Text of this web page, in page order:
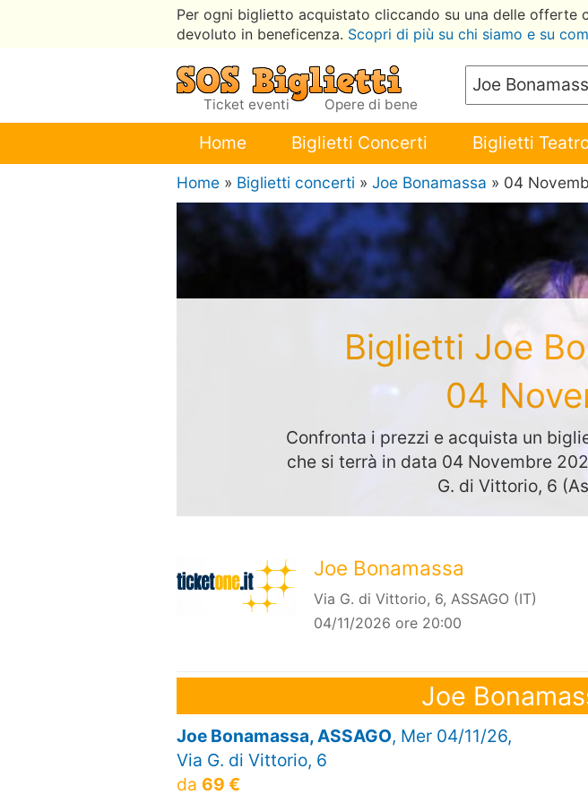
Per ogni biglietto acquistato cliccando su una delle offerte
devoluto in beneficenza. Scopri di più su chi siamo e su
Ticket eventi Opere di bene
Home Biglietti Concerti Biglietti
Home » Biglietti concerti » Joe Bonamassa » 04
Biglietti Joe
04
Confronta i prezzi e acquista un
che si terrà in data 04 Novembre
G. di Vittorio, 6
Joe Bonamassa
Via G. di Vittorio, 6, ASSAGO (IT)
04/11/2026 ore 20:00
Joe
Joe Bonamassa, ASSAGO, Mer 04/11/26,
Via G. di Vittorio, 6
da 69 €